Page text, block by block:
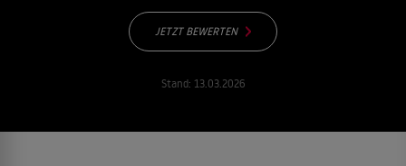
JETZT BEWERTEN
Stand: 13.03.2026